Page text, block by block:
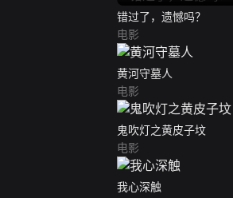
错过了，遗憾吗？
电影
黄河守墓人
电影
鬼吹灯之黄皮子坟
电影
我心深触